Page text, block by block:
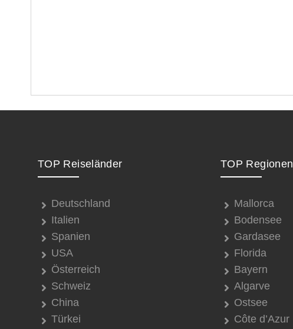
TOP Reiseländer
Deutschland
Italien
Spanien
USA
Österreich
Schweiz
China
Türkei
TOP Regionen
Mallorca
Bodensee
Gardasee
Florida
Bayern
Algarve
Ostsee
Côte d’Azur